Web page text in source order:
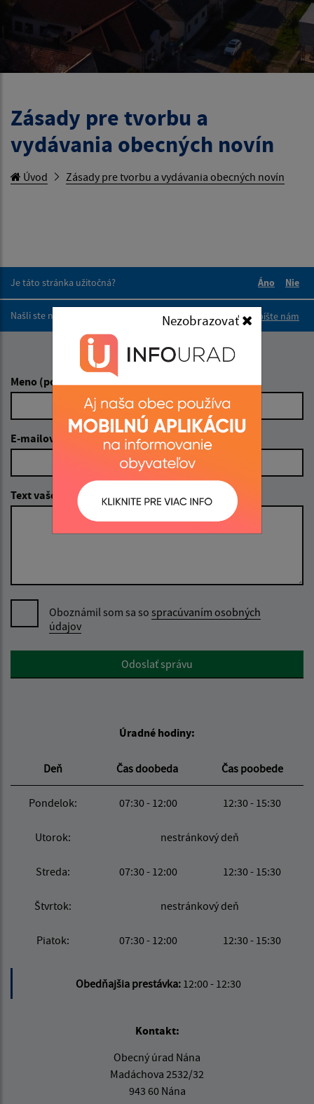
Nezobrazovať
Zásady pre tvorbu a
vydávania obecných novín
Úvod Zásady pre tvorbu a vydávania obecných novín
Je táto stránka užitočná?
Áno
Nie
Našli ste na stránke chybu?
Napíšte nám
Napíšte nám:
Meno (povinné)
E-mailová adresa (povinné)
Text vašej správy (povinné)
Oboznámil som sa so spracúvaním osobných
údajov
Google reCaptcha ResponseOdoslať správu
Úradné hodiny:
Deň Čas doobeda Čas poobede
Pondelok: 07:30 - 12:00 12:30 - 15:30
Utorok: nestránkový deň
Streda: 07:30 - 12:00 12:30 - 15:30
Štvrtok: nestránkový deň
Piatok: 07:30 - 12:00 12:30 - 15:30
Obedňajšia prestávka: 12:00 - 12:30
Kontakt:
Obecný úrad Nána
Madáchova 2532/32
943 60 Nána